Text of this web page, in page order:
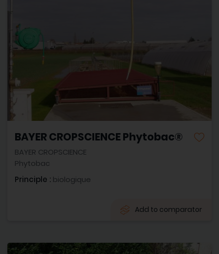
BAYER CROPSCIENCE Phytobac®
BAYER CROPSCIENCE
Phytobac
Principle : biologique
Add to comparator